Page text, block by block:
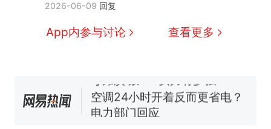
2026-06-09 回复
App内参与讨论 查看更多
家，刚改国名，总统就邀请中
国大使骑行绕了几乎整个国境
线一圈，还曾两次到中国寻根
搬家报价570元，搬到楼下交
空调24小时开着反而更省电？
电力部门回应